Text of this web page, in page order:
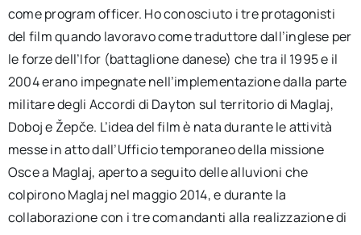
come program officer. Ho conosciuto i tre protagonisti
del film quando lavoravo come traduttore dall’inglese per
le forze dell’Ifor (battaglione danese) che tra il 1995 e il
2004 erano impegnate nell’implementazione dalla parte
militare degli Accordi di Dayton sul territorio di Maglaj,
Doboj e Žepče. L’idea del film è nata durante le attività
messe in atto dall’Ufficio temporaneo della missione
Osce a Maglaj, aperto a seguito delle alluvioni che
colpirono Maglaj nel maggio 2014, e durante la
collaborazione con i tre comandanti alla realizzazione di